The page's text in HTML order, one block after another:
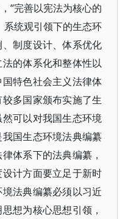
“完善以宪法为核心的
系统观引领下的生态环
制度设计、体系优化
的体系化和整体性以
特色社会主义法律体
多国家颁布实施了生
可以对我国生态环境
国生态环境法典编纂
体系下的法典编纂，
计方面要立足于新时
法典编纂必须以习近
想为核心思想引领，